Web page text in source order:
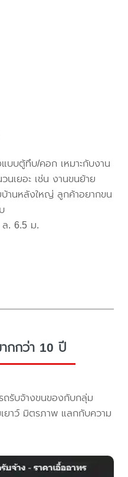
บบตู้ทึบ/คอก เหมาะกับงาน
เยอะ เช่น งานขนย้าย
านหลังใหญ่ ลูกค้าอยากขน
. 6.5 ม.
ากกว่า 10 ปี
ถรับจ้างขนของกับกลุ่ม
ยาว์ มิตรภาพ แลกกับความ